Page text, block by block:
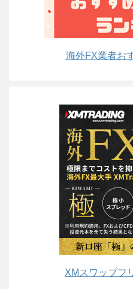
海外FX業者お
XMスワップフ